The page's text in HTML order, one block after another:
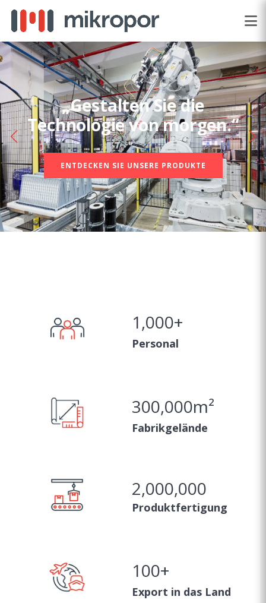
„Gestalten Sie die
Technologie von morgen.“
ENTDECKEN SIE UNSERE PRODUKTE
1,000+
Personal
300,000m²
Fabrikgelände
2,000,000
Produktfertigung
100+
Export in das Land